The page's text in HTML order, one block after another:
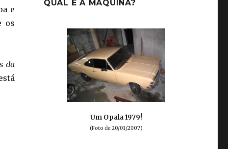
e
os
da
QUAL É A MÁQUINA?
Um Opala 1979!
(Foto de 20/01/2007)